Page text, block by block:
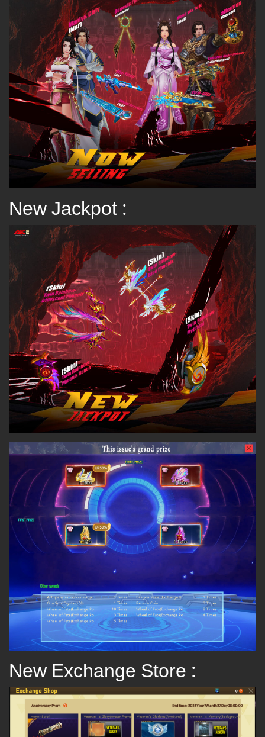
New Jackpot :
New Exchange Store :